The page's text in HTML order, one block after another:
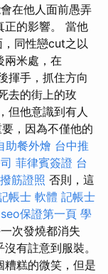
在他人面前愚弄
正的影響。 當他
同性戀cut之以
兩米處，在
揮手，抓住方向
去的街上的玫
但他意識到有人
，因為不僅他的
助餐外燴 台中推
菲律賓簽證 台
撥筋證照 否則，這
帳士 軟體 記帳士
seo保證第一頁 學
次發燒都消失
有註意到服裝。
糟糕的微笑，但是